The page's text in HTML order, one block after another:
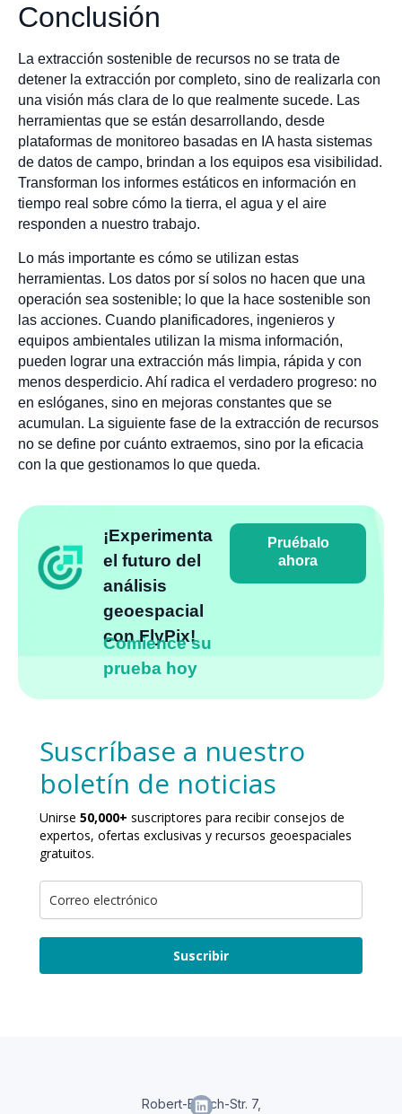
Conclusión
La extracción sostenible de recursos no se trata de
detener la extracción por completo, sino de realizarla con
una visión más clara de lo que realmente sucede. Las
herramientas que se están desarrollando, desde
plataformas de monitoreo basadas en IA hasta sistemas
de datos de campo, brindan a los equipos esa visibilidad.
Transforman los informes estáticos en información en
tiempo real sobre cómo la tierra, el agua y el aire
responden a nuestro trabajo.
Lo más importante es cómo se utilizan estas
herramientas. Los datos por sí solos no hacen que una
operación sea sostenible; lo que la hace sostenible son
las acciones. Cuando planificadores, ingenieros y
equipos ambientales utilizan la misma información,
pueden lograr una extracción más limpia, rápida y con
menos desperdicio. Ahí radica el verdadero progreso: no
en eslóganes, sino en mejoras constantes que se
acumulan. La siguiente fase de la extracción de recursos
no se define por cuánto extraemos, sino por la eficacia
con la que gestionamos lo que queda.
¡Experimenta
el futuro del
análisis
geoespacial
con FlyPix!
Comience su
prueba hoy
Pruébalo
ahora
Suscríbase a nuestro
boletín de noticias
Unirse 50,000+ suscriptores para recibir consejos de
expertos, ofertas exclusivas y recursos geoespaciales
gratuitos.
Suscribir
Robert-Bosch-Str. 7,